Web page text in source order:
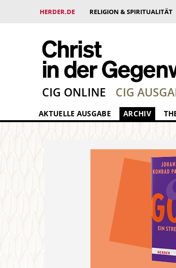
HERDER.DE RELIGION & SPIRITUALITÄT
CIG ONLINE CIG
AKTUELLE AUSGABE ARCHIV